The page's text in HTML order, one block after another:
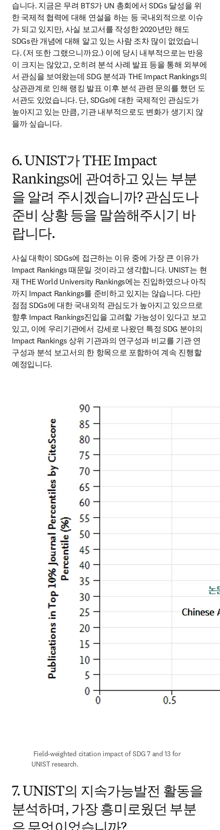
습니다. 지금은 무려 BTS가 UN 총회에서 SDGs 달성을 위
한 국제적 협력에 대해 연설을 하는 등 국내외적으로 이슈
가 되고 있지만, 사실 보고서를 작성한 2020년만 해도
SDGs란 개념에 대해 알고 있는 사람 조차 많이 없었습니
다. (저 또한 그랬으니까요.) 이에 당시 내부적으로는 반응
이 크지는 않았고, 오히려 분석 사례 발표 등을 통해 외부에
서 관심을 보여왔는데 SDG 분석과 THE Impact Rankings의
상관관계로 인해 랭킹 발표 이후 분석 관련 문의를 했던 도
서관도 있었습니다. 단, SDGs에 대한 국제적인 관심도가
높아지고 있는 만큼, 기관 내부적으로도 변화가 생기지 않
을까 싶습니다.
6. UNIST가 THE Impact
Rankings에 관여하고 있는 부분
을 알려 주시겠습니까? 관심도나
준비 상황 등을 말씀해주시기 바
랍니다.
사실 대학이 SDGs에 접근하는 이유 중에 가장 큰 이유가
Impact Rankings 때문일 것이라고 생각합니다. UNIST는 현
재 THE World University Rankings에는 진입하였으나 아직
까지 Impact Rankings를 준비하고 있지는 않습니다. 다만
점점 SDGs에 대한 국내외적 관심도가 높아지고 있으므로
향후 Impact Rankings진입을 고려할 가능성이 있다고 보고
있고, 이에 우리기관에서 강세로 나왔던 특정 SDG 분야의
Impact Rankings 상위 기관과의 연구성과 비교를 기관 연
구성과 분석 보고서의 한 항목으로 포함하여 계속 진행할
예정입니다.
UNIST research.
7. UNIST의 지속가능발전 활동을
분석하며, 가장 흥미로웠던 부분